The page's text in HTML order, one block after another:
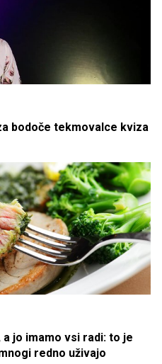
bodoče tekmovalce kviza
jo imamo vsi radi: to je
redno uživajo